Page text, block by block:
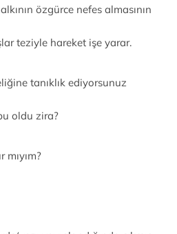
özgürce nefes almasının
teziyle hareket işe yarar.
tanıklık ediyorsunuz
oldu zira?
mıyım?